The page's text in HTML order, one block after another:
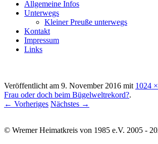
Allgemeine Infos
Unterwegs
Kleiner Preuße unterwegs
Kontakt
Impressum
Links
Veröffentlicht am 9. November 2016 mit 1024
Frau oder doch beim Bügelweltrekord?.
← Vorheriges Nächstes →
© Wremer Heimatkreis von 1985 e.V. 2005 -